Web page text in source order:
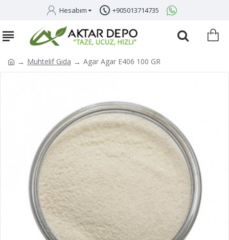
Hesabım +905013714735
Muhtelif Gıda Agar Agar E406 100 GR